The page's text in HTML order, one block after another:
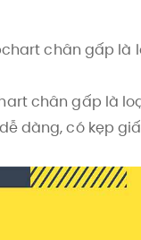
chân gấp là
chân gấp là
dàng, có kẹp